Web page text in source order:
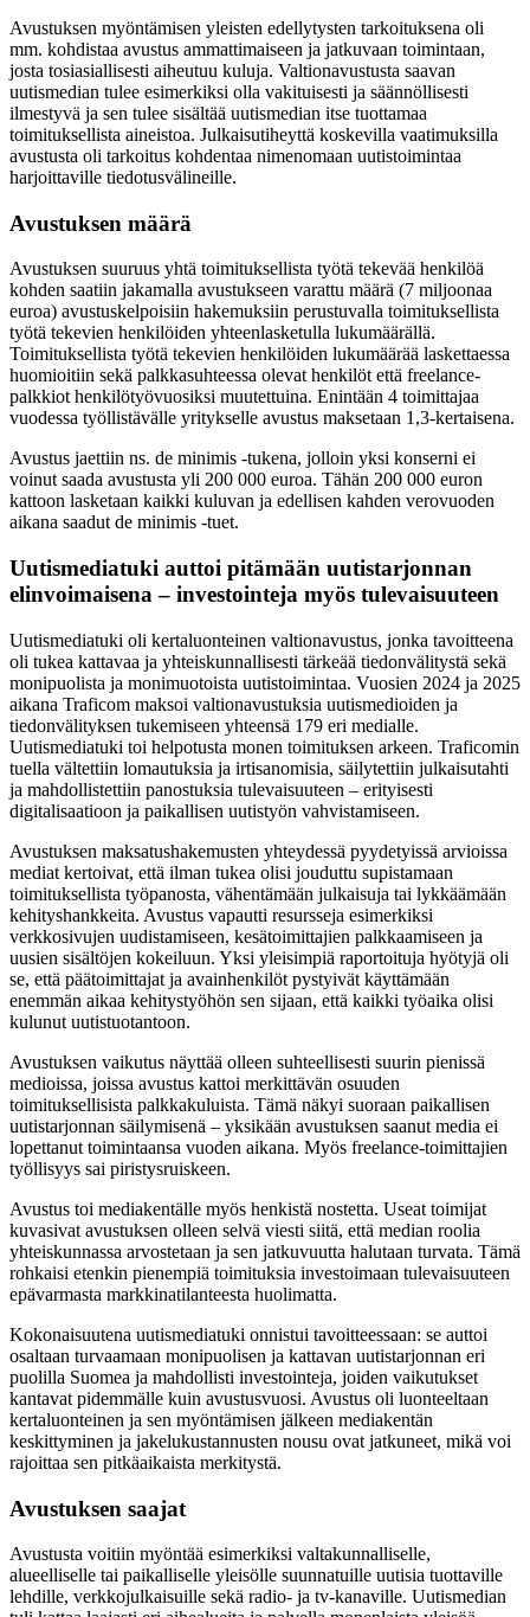
Avustuksen myöntämisen yleisten edellytysten tarkoituksena oli
mm. kohdistaa avustus ammattimaiseen ja jatkuvaan toimintaan,
josta tosiasiallisesti aiheutuu kuluja. Valtionavustusta saavan
uutismedian tulee esimerkiksi olla vakituisesti ja säännöllisesti
ilmestyvä ja sen tulee sisältää uutismedian itse tuottamaa
toimituksellista aineistoa. Julkaisutiheyttä koskevilla vaatimuksilla
avustusta oli tarkoitus kohdentaa nimenomaan uutistoimintaa
harjoittaville tiedotusvälineille.
Avustuksen määrä
Avustuksen suuruus yhtä toimituksellista työtä tekevää henkilöä
kohden saatiin jakamalla avustukseen varattu määrä (7 miljoonaa
euroa) avustuskelpoisiin hakemuksiin perustuvalla toimituksellista
työtä tekevien henkilöiden yhteenlasketulla lukumäärällä.
Toimituksellista työtä tekevien henkilöiden lukumäärää laskettaessa
huomioitiin sekä palkkasuhteessa olevat henkilöt että freelance-
palkkiot henkilötyövuosiksi muutettuina. Enintään 4 toimittajaa
vuodessa työllistävälle yritykselle avustus maksetaan 1,3-kertaisena.
Avustus jaettiin ns. de minimis -tukena, jolloin yksi konserni ei
voinut saada avustusta yli 200 000 euroa. Tähän 200 000 euron
kattoon lasketaan kaikki kuluvan ja edellisen kahden verovuoden
aikana saadut de minimis -tuet.
Uutismediatuki auttoi pitämään uutistarjonnan
elinvoimaisena – investointeja myös tulevaisuuteen
Uutismediatuki oli kertaluonteinen valtionavustus, jonka tavoitteena
oli tukea kattavaa ja yhteiskunnallisesti tärkeää tiedonvälitystä sekä
monipuolista ja monimuotoista uutistoimintaa. Vuosien 2024 ja 2025
aikana Traficom maksoi valtionavustuksia uutismedioiden ja
tiedonvälityksen tukemiseen yhteensä 179 eri medialle.
Uutismediatuki toi helpotusta monen toimituksen arkeen. Traficomin
tuella vältettiin lomautuksia ja irtisanomisia, säilytettiin julkaisutahti
ja mahdollistettiin panostuksia tulevaisuuteen – erityisesti
digitalisaatioon ja paikallisen uutistyön vahvistamiseen.
Avustuksen maksatushakemusten yhteydessä pyydetyissä arvioissa
mediat kertoivat, että ilman tukea olisi jouduttu supistamaan
toimituksellista työpanosta, vähentämään julkaisuja tai lykkäämään
kehityshankkeita. Avustus vapautti resursseja esimerkiksi
verkkosivujen uudistamiseen, kesätoimittajien palkkaamiseen ja
uusien sisältöjen kokeiluun. Yksi yleisimpiä raportoituja hyötyjä oli
se, että päätoimittajat ja avainhenkilöt pystyivät käyttämään
enemmän aikaa kehitystyöhön sen sijaan, että kaikki työaika olisi
kulunut uutistuotantoon.
Avustuksen vaikutus näyttää olleen suhteellisesti suurin pienissä
medioissa, joissa avustus kattoi merkittävän osuuden
toimituksellisista palkkakuluista. Tämä näkyi suoraan paikallisen
uutistarjonnan säilymisenä – yksikään avustuksen saanut media ei
lopettanut toimintaansa vuoden aikana. Myös freelance-toimittajien
työllisyys sai piristysruiskeen.
Avustus toi mediakentälle myös henkistä nostetta. Useat toimijat
kuvasivat avustuksen olleen selvä viesti siitä, että median roolia
yhteiskunnassa arvostetaan ja sen jatkuvuutta halutaan turvata. Tämä
rohkaisi etenkin pienempiä toimituksia investoimaan tulevaisuuteen
epävarmasta markkinatilanteesta huolimatta.
Kokonaisuutena uutismediatuki onnistui tavoitteessaan: se auttoi
osaltaan turvaamaan monipuolisen ja kattavan uutistarjonnan eri
puolilla Suomea ja mahdollisti investointeja, joiden vaikutukset
kantavat pidemmälle kuin avustusvuosi. Avustus oli luonteeltaan
kertaluonteinen ja sen myöntämisen jälkeen mediakentän
keskittyminen ja jakelukustannusten nousu ovat jatkuneet, mikä voi
rajoittaa sen pitkäaikaista merkitystä.
Avustuksen saajat
Avustusta voitiin myöntää esimerkiksi valtakunnalliselle,
alueelliselle tai paikalliselle yleisölle suunnatuille uutisia tuottaville
lehdille, verkkojulkaisuille sekä radio- ja tv-kanaville. Uutismedian